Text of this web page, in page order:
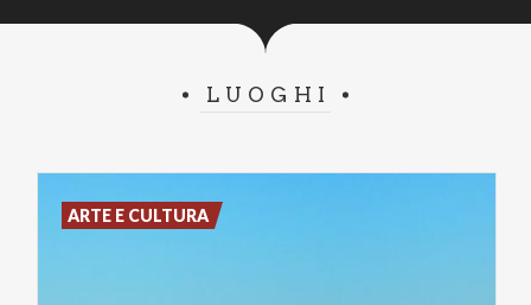
LUOGHI
ARTE E CULTURA